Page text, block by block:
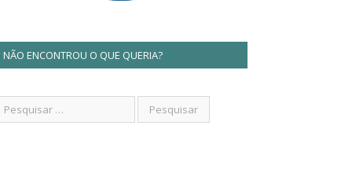
NÃO ENCONTROU O QUE QUERIA?